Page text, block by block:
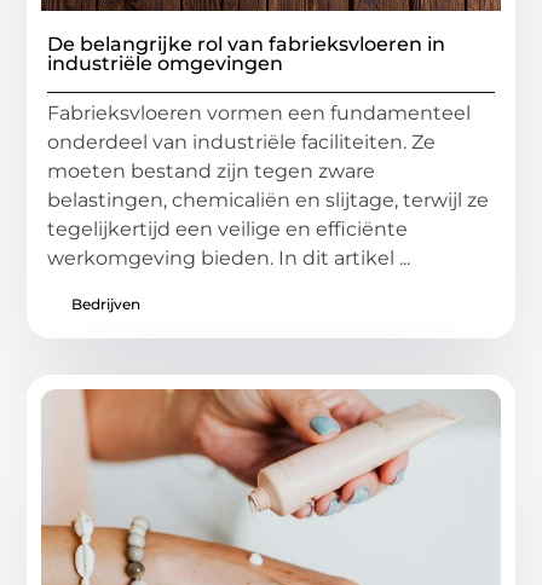
De belangrijke rol van fabrieksvloeren in
industriële omgevingen
Fabrieksvloeren vormen een fundamenteel
onderdeel van industriële faciliteiten. Ze
moeten bestand zijn tegen zware
belastingen, chemicaliën en slijtage, terwijl ze
tegelijkertijd een veilige en efficiënte
werkomgeving bieden. In dit artikel ...
Bedrijven